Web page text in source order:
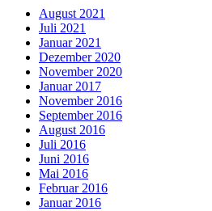
August 2021
Juli 2021
Januar 2021
Dezember 2020
November 2020
Januar 2017
November 2016
September 2016
August 2016
Juli 2016
Juni 2016
Mai 2016
Februar 2016
Januar 2016